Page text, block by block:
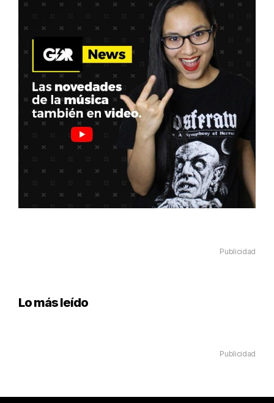
Publicidad
Lo más leído
Publicidad